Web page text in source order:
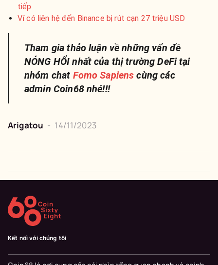
tiếp
Ví có liên hệ đến Binance bị rút cạn 27 triệu USD
Tham gia thảo luận về những vấn đề
NÓNG HỔI nhất của thị trường DeFi tại
nhóm chat Fomo Sapiens cùng các
admin Coin68 nhé!!!
Arigatou - 14/11/2023
Kết nối với chúng tôi